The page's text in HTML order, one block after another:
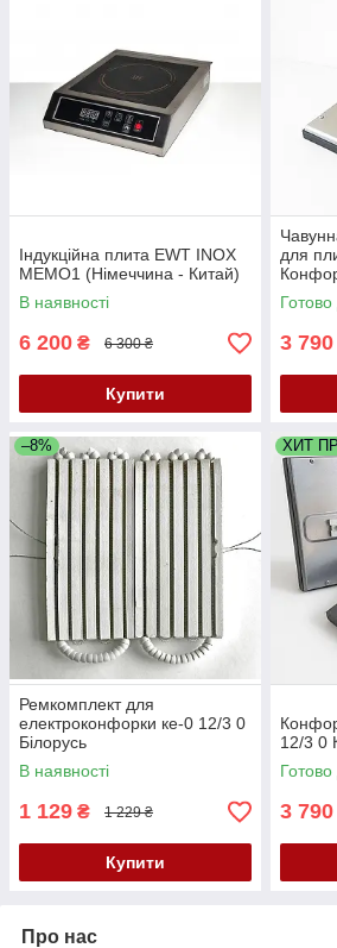
Індукційна плита EWT INOX
MEMO1 (Німеччина - Китай)
В наявності
6 200 ₴ 6 300 ₴
Купити
для
Готово
3 790
–8%
Ремкомплект для
електроконфорки ке-0 12/3 0
Білорусь
В наявності
1 129 ₴ 1 229 ₴
Купити
ХИТ
12/3 0
Готово
3 790
Про нас